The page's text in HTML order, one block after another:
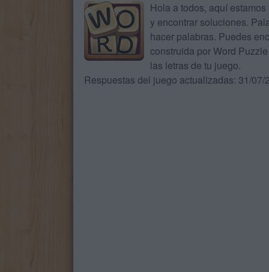
Hola a todos, aquí
y encontrar soluciones.
hacer palabras. Puedes
construida por Word
las letras de tu juego.
Respuestas del juego actualizadas: 31/07/